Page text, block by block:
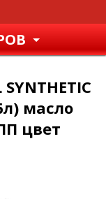
масло
цвет